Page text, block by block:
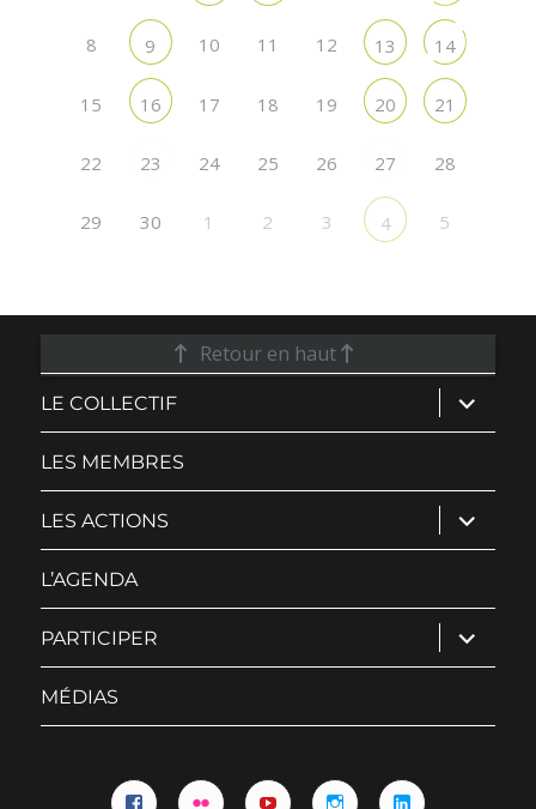
8 9 10 11 12 13 14
15 16 17 18 19 20 21
22 23 24 25 26 27 28
29 30 1 2 3 4 5
Retour en haut
LE COLLECTIF ouvrir
le
sous-
LES MEMBRES
LES ACTIONS ouvrir
le
sous-
L’AGENDA
PARTICIPER ouvrir
le
sous-
MÉDIAS